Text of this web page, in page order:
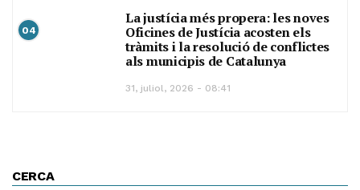
04
La justícia més propera: les noves
Oficines de Justícia acosten els
tràmits i la resolució de conflictes
als municipis de Catalunya
31, juliol, 2026 - 08:41
CERCA